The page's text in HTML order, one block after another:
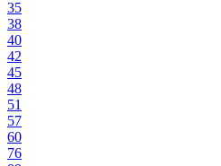
35
38
40
42
45
48
51
57
60
76